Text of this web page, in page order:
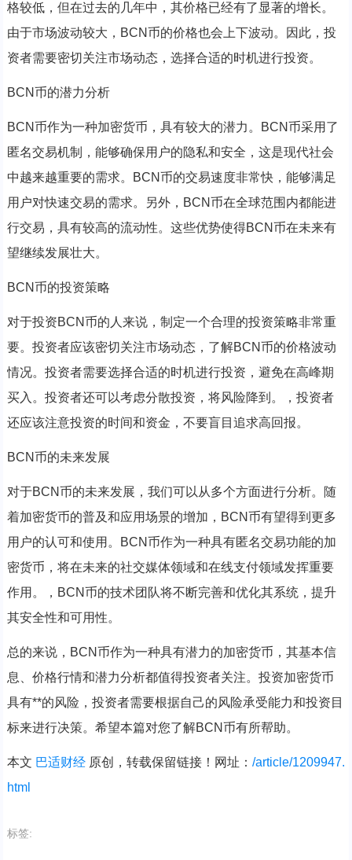
格较低，但在过去的几年中，其价格已经有了显著的增长。
由于市场波动较大，BCN币的价格也会上下波动。因此，投
资者需要密切关注市场动态，选择合适的时机进行投资。
BCN币的潜力分析
BCN币作为一种加密货币，具有较大的潜力。BCN币采用了
匿名交易机制，能够确保用户的隐私和安全，这是现代社会
中越来越重要的需求。BCN币的交易速度非常快，能够满足
用户对快速交易的需求。另外，BCN币在全球范围内都能进
行交易，具有较高的流动性。这些优势使得BCN币在未来有
望继续发展壮大。
BCN币的投资策略
对于投资BCN币的人来说，制定一个合理的投资策略非常重
要。投资者应该密切关注市场动态，了解BCN币的价格波动
情况。投资者需要选择合适的时机进行投资，避免在高峰期
买入。投资者还可以考虑分散投资，将风险降到。，投资者
还应该注意投资的时间和资金，不要盲目追求高回报。
BCN币的未来发展
对于BCN币的未来发展，我们可以从多个方面进行分析。随
着加密货币的普及和应用场景的增加，BCN币有望得到更多
用户的认可和使用。BCN币作为一种具有匿名交易功能的加
密货币，将在未来的社交媒体领域和在线支付领域发挥重要
作用。，BCN币的技术团队将不断完善和优化其系统，提升
其安全性和可用性。
总的来说，BCN币作为一种具有潜力的加密货币，其基本信
息、价格行情和潜力分析都值得投资者关注。投资加密货币
具有**的风险，投资者需要根据自己的风险承受能力和投资目
标来进行决策。希望本篇对您了解BCN币有所帮助。
本文 巴适财经原创，转载保留链接！网址： /article/1209947.
html
标签: